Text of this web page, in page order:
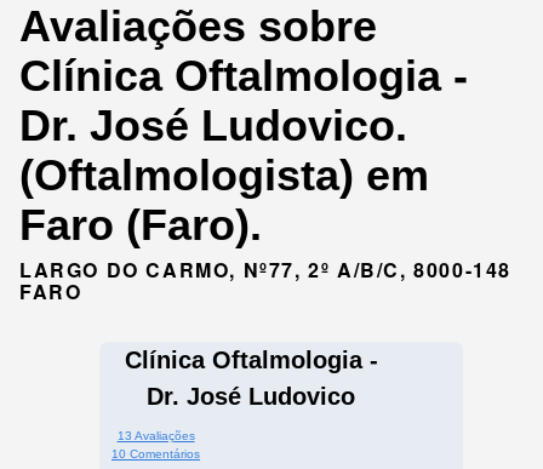
Avaliações sobre
Clínica Oftalmologia -
Dr. José Ludovico.
(Oftalmologista) em
Faro (Faro).
LARGO DO CARMO, Nº77, 2º A/B/C, 8000-148
FARO
Clínica Oftalmologia -
Dr. José Ludovico
13 Avaliações
10 Comentários